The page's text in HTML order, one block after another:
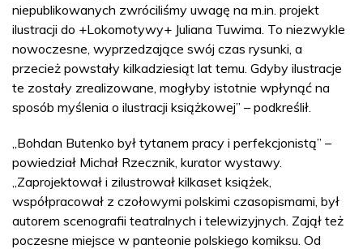
niepublikowanych zwróciliśmy uwagę na m.in. projekt
ilustracji do +Lokomotywy+ Juliana Tuwima. To niezwykle
nowoczesne, wyprzedzające swój czas rysunki, a
przecież powstały kilkadziesiąt lat temu. Gdyby ilustracje
te zostały zrealizowane, mogłyby istotnie wpłynąć na
sposób myślenia o ilustracji książkowej” – podkreślił.
„Bohdan Butenko był tytanem pracy i perfekcjonistą” –
powiedział Michał Rzecznik, kurator wystawy.
„Zaprojektował i zilustrował kilkaset książek,
współpracował z czołowymi polskimi czasopismami, był
autorem scenografii teatralnych i telewizyjnych. Zajął też
poczesne miejsce w panteonie polskiego komiksu. Od